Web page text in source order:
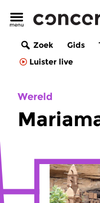
Zoek Gids
Luister live
Wereld